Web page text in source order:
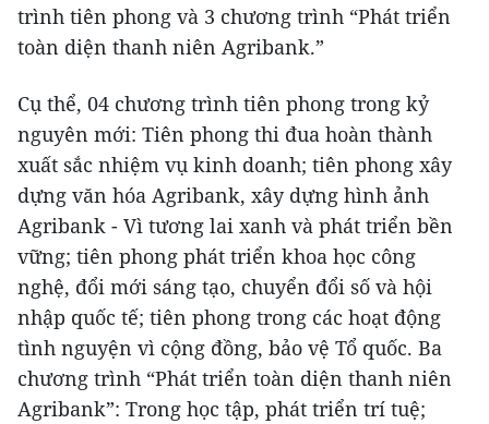
trình tiên phong và 3 chương trình “Phát triển
toàn diện thanh niên Agribank.”
Cụ thể, 04 chương trình tiên phong trong kỷ
nguyên mới: Tiên phong thi đua hoàn thành
xuất sắc nhiệm vụ kinh doanh; tiên phong xây
dựng văn hóa Agribank, xây dựng hình ảnh
Agribank - Vì tương lai xanh và phát triển bền
vững; tiên phong phát triển khoa học công
nghệ, đổi mới sáng tạo, chuyển đổi số và hội
nhập quốc tế; tiên phong trong các hoạt động
tình nguyện vì cộng đồng, bảo vệ Tổ quốc. Ba
chương trình “Phát triển toàn diện thanh niên
Agribank”: Trong học tập, phát triển trí tuệ;